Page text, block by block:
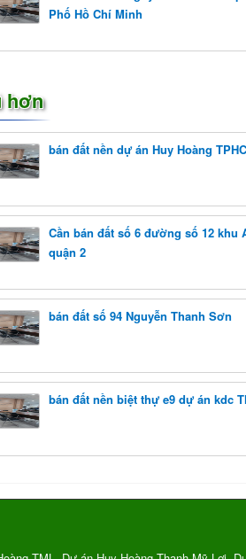
Phố Hồ Chí Minh
hơn
bán đất nền dự án Huy Hoàng
Cần bán đất số 6 đường số 12 khu
quận 2
bán đất số 94 Nguyễn Thanh Sơn
bán đất nền biệt thự e9 dự án kdc